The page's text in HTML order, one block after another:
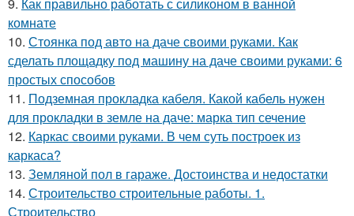
9. Как правильно работать с силиконом в ванной
комнате
10. Стоянка под авто на даче своими руками. Как
сделать площадку под машину на даче своими руками: 6
простых способов
11. Подземная прокладка кабеля. Какой кабель нужен
для прокладки в земле на даче: марка тип сечение
12. Каркас своими руками. В чем суть построек из
каркаса?
13. Земляной пол в гараже. Достоинства и недостатки
14. Строительство строительные работы. 1.
Строительство